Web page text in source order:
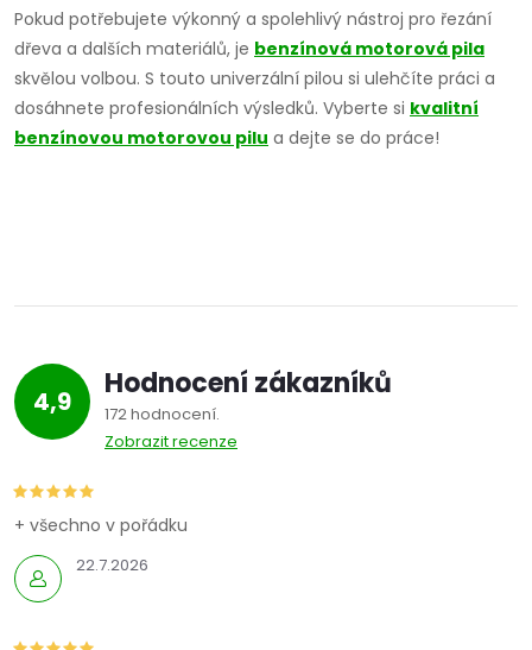
v
l
á
í
p
r
k
y
v
Pokud potřebujete výkonný a spolehlivý nástroj pro řezání
dřeva a dalších materiálů, je benzínová motorová pila
skvělou volbou. S touto univerzální pilou si ulehčíte práci a
dosáhnete profesionálních výsledků. Vyberte si kvalitní
benzínovou motorovou pilu a dejte se do práce!
4,9 Hodnocení zákazníků
172 hodnocení
Zobrazit recenze
22.7.2026
+ všechno v pořádku